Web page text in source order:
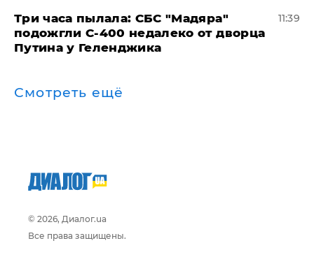
Три часа пылала: СБС "Мадяра"
подожгли С-400 недалеко от дворца
Путина у Геленджика
11:39
Смотреть ещё
© 2026, Диалог.ua
Все права защищены.